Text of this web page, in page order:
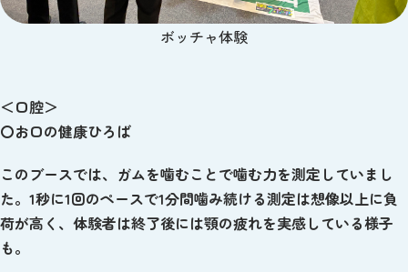
ボッチャ体験
＜口腔＞
〇お口の健康ひろば
このブースでは、ガムを噛むことで噛む力を測定していまし
た。1秒に1回のペースで1分間噛み続ける測定は想像以上に負
荷が高く、体験者は終了後には顎の疲れを実感している様子
も。